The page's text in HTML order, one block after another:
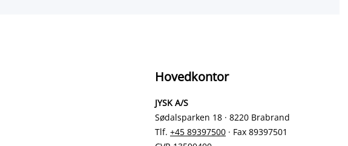
Hovedkontor
JYSK A/S
Sødalsparken 18 · 8220 Brabrand
Tlf. +45 89397500 · Fax 89397501